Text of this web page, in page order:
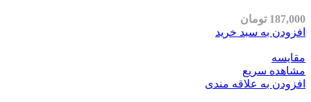
187,000 تومان
افزودن به سبد خرید
مقایسه
مشاهده سریع
افزودن به علاقه مندی